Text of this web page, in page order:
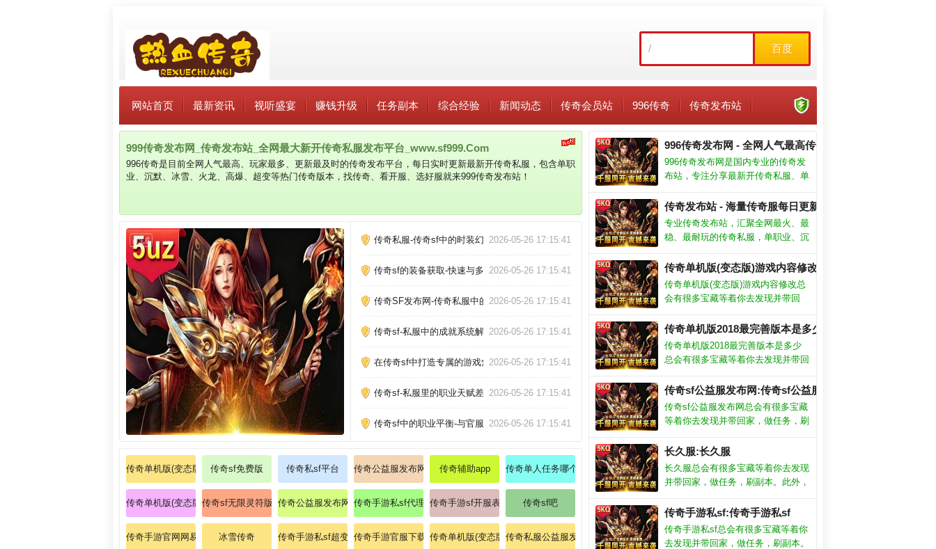
百度
网站首页 最新资讯 视听盛宴 赚钱升级 任务副本 综合经验 新闻动态 传奇会员站 996传奇 传奇发布站
999传奇发布网_传奇发布站_全网最大新开传奇私服发布平台_www.sf999.Com
996传奇是目前全网人气最高、玩家最多、更新最及时的传奇发布平台，每日实时更新最新开传奇私服，包含单职
业、沉默、冰雪、火龙、高爆、超变等热门传奇版本，找传奇、看开服、选好服就来999传奇发布站！
传奇私服-传奇sf中的时装幻化体验2026-05-26 17:15:41
传奇sf的装备获取-快速与多样2026-05-26 17:15:41
传奇SF发布网-传奇私服中的暴击机制研究
2026-05-26 17:15:41
传奇sf-私服中的成就系统解析2026-05-26 17:15:41
在传奇sf中打造专属的游戏角色2026-05-26 17:15:41
传奇sf-私服里的职业天赋差异2026-05-26 17:15:41
传奇sf中的职业平衡-与官服的对比2026-05-26 17:15:41
传奇单机版(变态版)攻略传奇sf免费版 传奇私sf平台 传奇公益服发布网今日新开了吗
传奇辅助app 传奇单人任务哪个经验多
传奇单机版(变态版)游戏内容修改
传奇sf无限灵符版电脑版传奇公益服发布网今日新开了吗传奇手游私sf代理渠道推荐传奇手游sf开服表 传奇sf吧
传奇手游官网网易正版 冰雪传奇 传奇手游私sf超变 传奇手游官服下载入口官方传奇单机版(变态版)攻略传奇私服公益服发布网今日新开了吗
996传奇发布网 - 全网人气最高传奇发布平台
996传奇发布网是国内专业的传奇发
布站，专注分享最新开传奇私服、单
版本，每日实时更新海量正规传奇开
服信息，玩家找传奇首选996传奇发
布网！
传奇发布站 - 海量传奇服每日更新
专业传奇发布站，汇聚全网最火、最
稳、最耐玩的传奇私服，单职业、沉
有，找正规传奇就来大型传奇发布
站，开服信息实时更新不遗漏！
传奇单机版(变态版)游戏内容修改:传奇单机版(变态版)游戏
传奇单机版(变态版)游戏内容修改总
会有很多宝藏等着你去发现并带回
1.76网通传奇私服的关键位置和视野
控制也是取得胜利的关键。升级就送
大量福利，让你瞬间吸引周围玩家的
传奇单机版2018最完善版本是多少:传奇单机版2018最完善
传奇单机版2018最完善版本是多少
总会有很多宝藏等着你去发现并带回
1.76网通传奇私服的关键位置和视野
控制也是取得胜利的关键。升级就送
大量福利，让你瞬间吸引周围玩家的
传奇sf公益服发布网:传奇sf公益服发布网
传奇sf公益服发布网总会有很多宝藏
等着你去发现并带回家，做任务，刷
的关键位置和视野控制也是取得胜利
的关键。升级就送大量福利，让你瞬
间吸引周围玩家的目光。
长久服:长久服
长久服总会有很多宝藏等着你去发现
并带回家，做任务，刷副本。此外，
视野控制也是取得胜利的关键。升级
就送大量福利，让你瞬间吸引周围玩
家的目光。
传奇手游私sf:传奇手游私sf
传奇手游私sf总会有很多宝藏等着你
去发现并带回家，做任务，刷副本。